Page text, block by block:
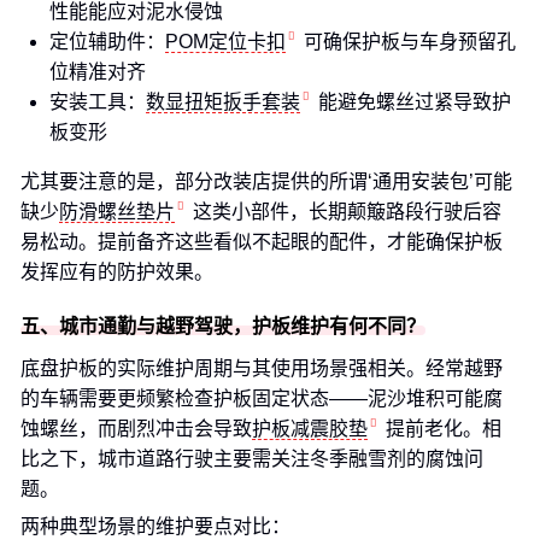
性能能应对泥水侵蚀
定位辅助件：
POM定位卡扣
可确保护板与车身预留孔
位精准对齐
安装工具： 数显扭矩扳手套装
能避免螺丝过紧导致护
板变形
尤其要注意的是，部分改装店提供的所谓‘通用安装包’可能
缺少 防滑螺丝垫片
这类小部件，长期颠簸路段行驶后容
易松动。提前备齐这些看似不起眼的配件，才能确保护板
发挥应有的防护效果。
五、城市通勤与越野驾驶，护板维护有何不同？
底盘护板的实际维护周期与其使用场景强相关。经常越野
的车辆需要更频繁检查护板固定状态——泥沙堆积可能腐
蚀螺丝，而剧烈冲击会导致护板减震胶垫
提前老化。相
比之下，城市道路行驶主要需关注冬季融雪剂的腐蚀问
题。
两种典型场景的维护要点对比：